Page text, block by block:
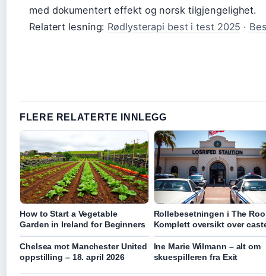
med dokumentert effekt og norsk tilgjengelighet.
Relatert lesning: Rødlysterapi best i test 2025 ·
FLERE RELATERTE INNLEGG
How to Start a Vegetable
Garden in Ireland for Beginners
Rollebesetningen i The
Komplett oversikt over
Chelsea mot Manchester United
oppstilling – 18. april 2026
Ine Marie Wilmann – alt om
skuespilleren fra Exit